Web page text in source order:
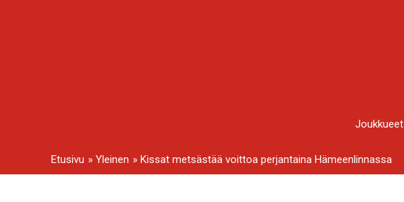
Joukkueet
Etusivu Yleinen Kissat metsästää voittoa perjantaina Hämeenlinnassa